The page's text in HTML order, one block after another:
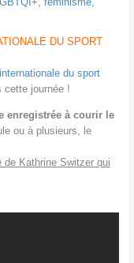
DU SPORT
du sport
cette journée !
enregistrée à courir le
ou à plusieurs, le
Kathrine Switzer qui